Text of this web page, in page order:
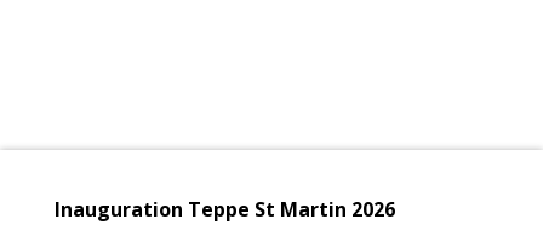
Inauguration Teppe St Martin 2026